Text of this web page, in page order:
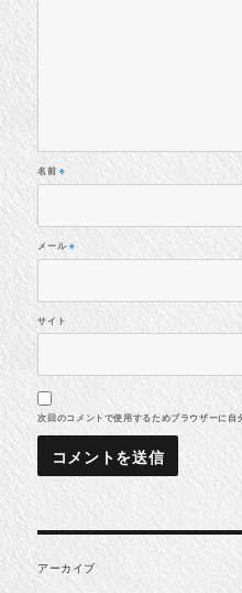
名前※
メール ※
サイト
次回のコメントで使用するためブラウザーに自
アーカイブ